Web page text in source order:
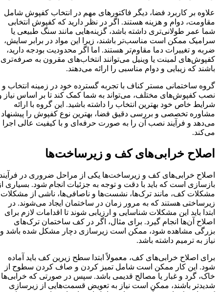
علاوه بر کاربرد فضا، دیگر فاکتورهای مهم در انتخاب کفپوش شامل
مقاومت، دوام و هزینه هستند. اگر در نظر دارید که کفپوش انتخابی
شما عمر طولانی‌تری داشته باشد، گزینه‌هایی مانند سنگ طبیعی یا
سرامیک ممکن است مناسب‌تر باشند، زیرا این مواد در برابر سایش،
ضربه و تغییرات دما مقاوم‌تر هستند. اما اگر محدودیت بودجه دارید،
کفپوش‌های لمینت یا وینیل می‌توانند انتخاب‌های مقرون به صرفه‌تری
باشند که زیبایی و دوام مناسبی را ارائه می‌دهند.
گروه ساختمانی مستر کناف با تجربه گسترده خود در زمینه انتخاب و
نصب کفپوش‌های مختلف، می‌تواند به شما کمک کند تا بر اساس نیاز و
شرایط خاص خود بهترین انتخاب را داشته باشید. این گروه با ارائه
مشاوره تخصصی و بررسی دقیق فضا، بهترین نوع کفپوش را پیشنهاد
می‌دهد و فرآیند نصب آن را به صورت حرفه‌ای و با کیفیت عالی اجرا
می‌کند.
اصلاح خرابی‌های کف و زیرساخت‌ها
اصلاح خرابی‌های کف و زیرساخت‌ها یکی از مراحل ضروری در فرآیند
بازسازی است که باید با دقت و توجه به جزئیات انجام شود. بسیاری از
مشکلات کف، مانند ترک‌ها، نشست‌ها و ناصافی‌ها، ناشی از مشکلات
زیرساختی هستند که به مرور زمان در ساختمان ایجاد می‌شوند. در
ابتدا باید این مشکلات شناسایی و ارزیابی شوند تا اقدامات لازم برای
اصلاح آن‌ها انجام گیرد. برای مثال، اگر در کف ساختمان ترک‌های
بزرگی مشاهده شود، ممکن است زیرسازی دچار مشکل شده باشد و
نیاز به ترمیم داشته باشد.
برای اصلاح خرابی‌های کف، معمولاً ابتدا سطح زیرین کف باید آماده
شود. این کار ممکن است شامل تمیز کردن و صاف کردن سطوح از
خاک، گرد و غبار یا مصالح قدیمی باشد. سپس در صورتی که خرابی‌ها
شدیدتر باشند، ممکن است نیاز به تعویض قسمت‌هایی از زیرسازی